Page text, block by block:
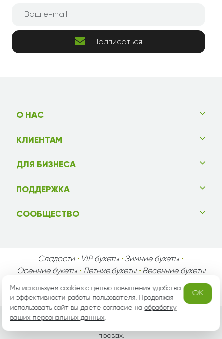
Подписаться
О НАС
КЛИЕНТАМ
ДЛЯ БИЗНЕСА
ПОДДЕРЖКА
СООБЩЕСТВО
Сладости• VIP букеты• Зимние букеты•
Осенние букеты•Летние букеты• Весенние букеты
•
День Мужчин•Праздники!
правах.
Мы используемcookiesс целью повышения удобства
и эффективности работы пользователя. Продолжая
использовать сайт вы даете согласие наобработку
ваших персональных данных.
OK